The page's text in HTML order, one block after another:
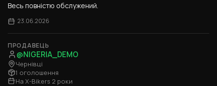
Весь повністю обслужений.
23.06.2026
ПРОДАВЕЦЬ
@NIGERIA_DEMO
Чернівці
1 оголошення
На X-Bikers 2 роки